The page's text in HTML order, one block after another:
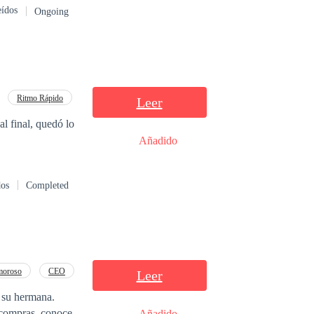
tensión real y
están
Ongoing
Ritmo Rápido
final, quedó lo
Completed
Leer
Añadido
CEO
hermana.
Leer